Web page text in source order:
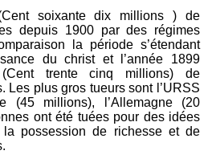
soixante dix millions ) de
depuis 1900 par des régimes
la période s’étendant
du christ et l’année 1899
(Cent trente cinq millions) de
Les plus gros tueurs sont l’URSS
(45 millions), l’Allemagne (20
ont été tuées pour des idées
possession de richesse et de